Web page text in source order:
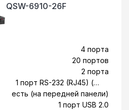
QSW-6910-26F
4 порта
20 портов
2 порта
1 порт RS-232 (RJ45) (на
передней панели)
есть (на передней панели)
1 порт USB 2.0